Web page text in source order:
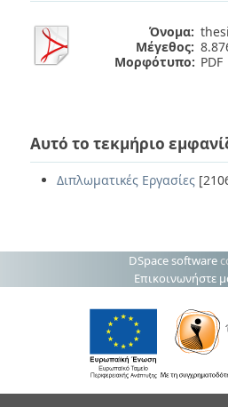
Όνομα:
Μέγεθος:
Μορφότυπο: PDF
Αυτό το τεκμήριο
Διπλωματικές Εργασίες
DSpace software
Επικοινωνήστε